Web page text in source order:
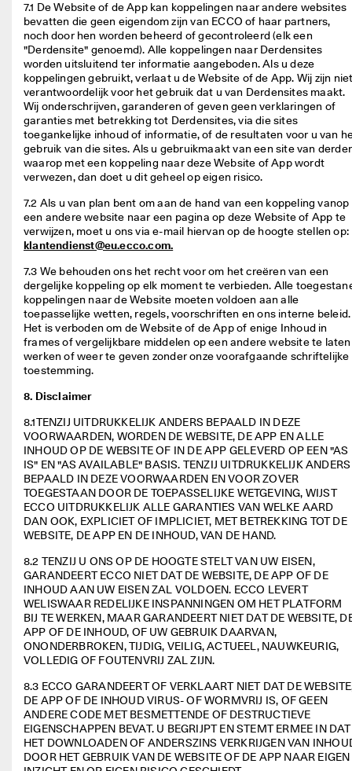
7.1 De Website of de App kan koppelingen naar andere websites
bevatten die geen eigendom zijn van ECCO of haar partners,
noch door hen worden beheerd of gecontroleerd (elk een
"Derdensite" genoemd). Alle koppelingen naar Derdensites
worden uitsluitend ter informatie aangeboden. Als u deze
koppelingen gebruikt, verlaat u de Website of de App. Wij zijn
verantwoordelijk voor het gebruik dat u van Derdensites maakt.
Wij onderschrijven, garanderen of geven geen verklaringen of
garanties met betrekking tot Derdensites, via die sites
toegankelijke inhoud of informatie, of de resultaten voor u van
gebruik van die sites. Als u gebruikmaakt van een site van
waarop met een koppeling naar deze Website of App wordt
verwezen, dan doet u dit geheel op eigen risico.
7.2 Als u van plan bent om aan de hand van een koppeling vanop
een andere website naar een pagina op deze Website of App te
verwijzen, moet u ons via e-mail hiervan op de hoogte stellen op:
klantendienst@eu.ecco.com.
7.3 We behouden ons het recht voor om het creëren van een
dergelijke koppeling op elk moment te verbieden. Alle
koppelingen naar de Website moeten voldoen aan alle
toepasselijke wetten, regels, voorschriften en ons interne beleid.
Het is verboden om de Website of de App of enige Inhoud in
frames of vergelijkbare middelen op een andere website te laten
werken of weer te geven zonder onze voorafgaande schriftelijke
toestemming.
8. Disclaimer
8.1TENZIJ UITDRUKKELIJK ANDERS BEPAALD IN DEZE
VOORWAARDEN, WORDEN DE WEBSITE, DE APP EN ALLE
INHOUD OP DE WEBSITE OF IN DE APP GELEVERD OP EEN "AS
IS" EN "AS AVAILABLE" BASIS. TENZIJ UITDRUKKELIJK ANDERS
BEPAALD IN DEZE VOORWAARDEN EN VOOR ZOVER
TOEGESTAAN DOOR DE TOEPASSELIJKE WETGEVING, WIJST
ECCO UITDRUKKELIJK ALLE GARANTIES VAN WELKE AARD
DAN OOK, EXPLICIET OF IMPLICIET, MET BETREKKING TOT DE
WEBSITE, DE APP EN DE INHOUD, VAN DE HAND.
8.2 TENZIJ U ONS OP DE HOOGTE STELT VAN UW EISEN,
GARANDEERT ECCO NIET DAT DE WEBSITE, DE APP OF DE
INHOUD AAN UW EISEN ZAL VOLDOEN. ECCO LEVERT
WELISWAAR REDELIJKE INSPANNINGEN OM HET PLATFORM
BIJ TE WERKEN, MAAR GARANDEERT NIET DAT DE WEBSITE,
APP OF DE INHOUD, OF UW GEBRUIK DAARVAN,
ONONDERBROKEN, TIJDIG, VEILIG, ACTUEEL, NAUWKEURIG,
VOLLEDIG OF FOUTENVRIJ ZAL ZIJN.
8.3 ECCO GARANDEERT OF VERKLAART NIET DAT DE
DE APP OF DE INHOUD VIRUS- OF WORMVRIJ IS, OF GEEN
ANDERE CODE MET BESMETTENDE OF DESTRUCTIEVE
EIGENSCHAPPEN BEVAT. U BEGRIJPT EN STEMT ERMEE IN DAT
HET DOWNLOADEN OF ANDERSZINS VERKRIJGEN VAN
DOOR HET GEBRUIK VAN DE WEBSITE OF DE APP NAAR EIGEN